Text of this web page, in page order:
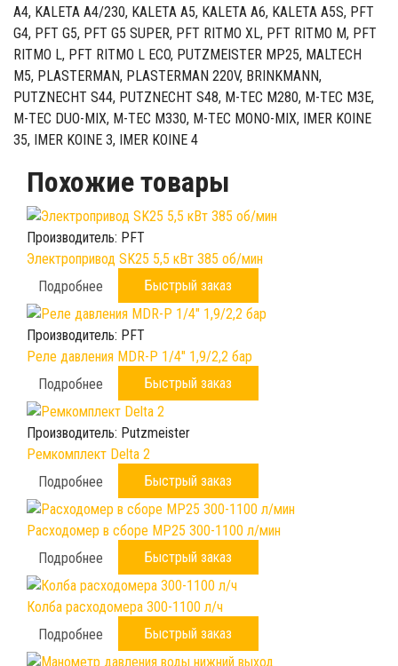
A4, KALETA A4/230, KALETA A5, KALETA A6, KALETA A5S, PFT
G4, PFT G5, PFT G5 SUPER, PFT RITMO XL, PFT RITMO M, PFT
RITMO L, PFT RITMO L ECO, PUTZMEISTER MP25, MALTECH
M5, PLASTERMAN, PLASTERMAN 220V, BRINKMANN,
PUTZNECHT S44, PUTZNECHT S48, M-TEC M280, M-TEC M3E,
M-TEC DUO-MIX, M-TEC M330, M-TEC MONO-MIX, IMER KOINE
35, IMER KOINE 3, IMER KOINE 4
Похожие товары
Производитель: PFT
Электропривод SK25 5,5 кВт 385 об/мин
Подробнее
Быстрый заказ
Производитель: PFT
Реле давления MDR-P 1/4" 1,9/2,2 бар
Подробнее
Быстрый заказ
Производитель: Putzmeister
Ремкомплект Delta 2
Подробнее
Быстрый заказ
Расходомер в сборе МР25 300-1100 л/мин
Подробнее
Быстрый заказ
Колба расходомера 300-1100 л/ч
Подробнее
Быстрый заказ